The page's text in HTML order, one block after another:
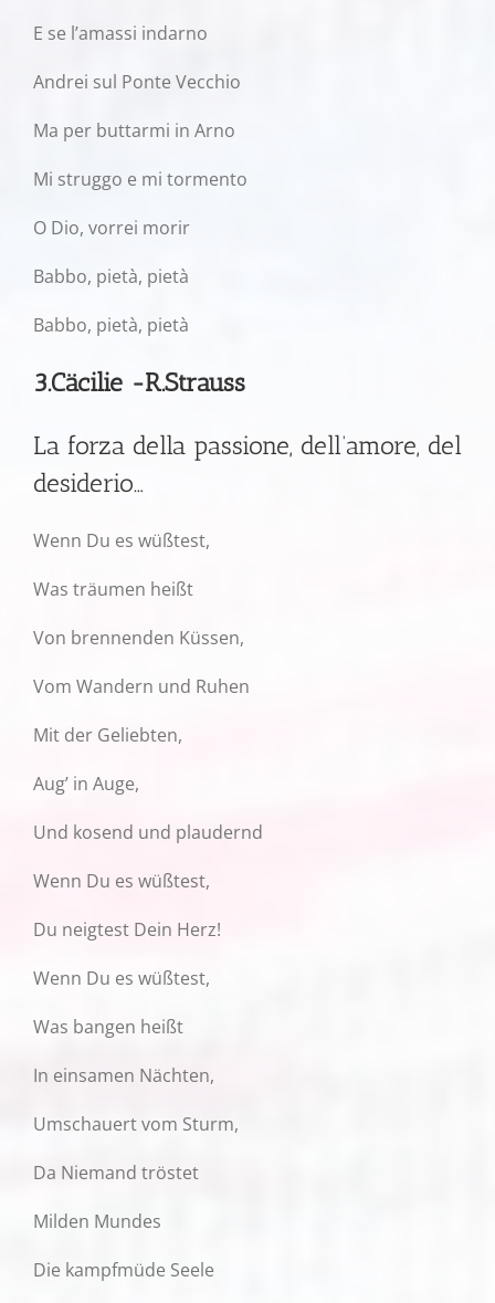
E se l’amassi indarno
Andrei sul Ponte Vecchio
Ma per buttarmi in Arno
Mi struggo e mi tormento
O Dio, vorrei morir
Babbo, pietà, pietà
Babbo, pietà, pietà
3.Cäcilie -R.Strauss
La forza della passione, dell’amore, del
desiderio…
Wenn Du es wüßtest,
Was träumen heißt
Von brennenden Küssen,
Vom Wandern und Ruhen
Mit der Geliebten,
Aug’ in Auge,
Und kosend und plaudernd
Wenn Du es wüßtest,
Du neigtest Dein Herz!
Wenn Du es wüßtest,
Was bangen heißt
In einsamen Nächten,
Umschauert vom Sturm,
Da Niemand tröstet
Milden Mundes
Die kampfmüde Seele